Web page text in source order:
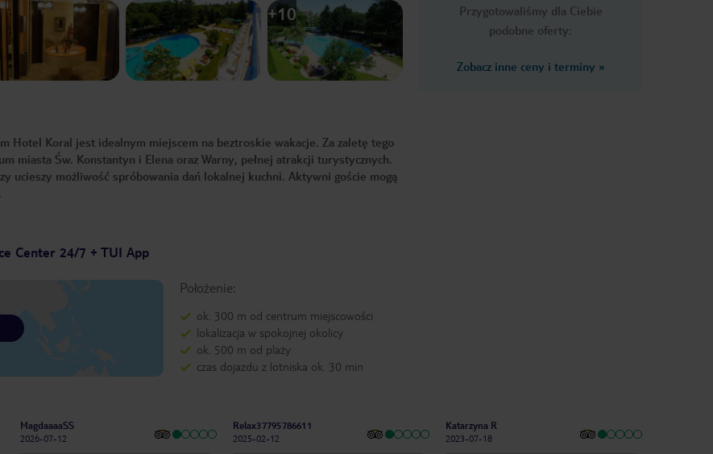
Przygotowaliśmy dla Ciebie
podobne oferty:
Zobacz inne ceny i terminy »
Next slide
+10
Hotel Koral jest idealnym miejscem na beztroskie wakacje. Za zaletę tego
miasta Św. Konstantyn i Elena oraz Warny, pełnej atrakcji turystycznych.
ucieszy możliwość spróbowania dań lokalnej kuchni. Aktywni goście mogą
Center 24/7 + TUI App
Położenie:
ok. 300 m od centrum miejscowości
lokalizacja w spokojnej okolicy
ok. 500 m od plaży
czas dojazdu z lotniska ok. 30 min
MagdaaaaSS
2026-07-12
Relax37795786611
2025-02-12
Katarzyna R
2023-07-18